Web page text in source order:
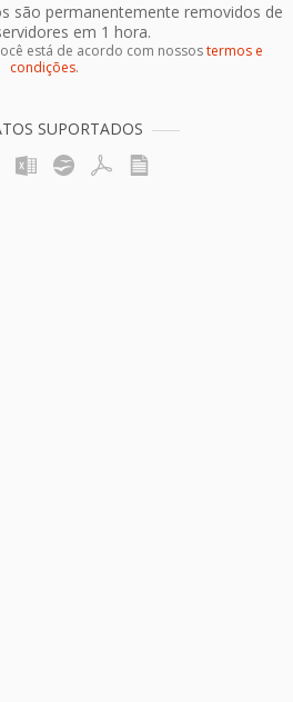
são permanentemente removidos de
em 1 hora.
está de acordo com nossostermos e
condições.
SUPORTADOS